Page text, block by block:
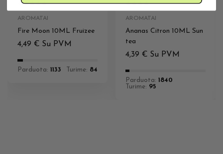
AROMATAI
Fire Moon 10ML Fruizee
4,49 € Su PVM
Parduota: 1133 Turime: 84
AROMATAI
Ananas Citron 10ML Sun
tea
4,39 € Su PVM
Parduota: 1840
Turime: 95